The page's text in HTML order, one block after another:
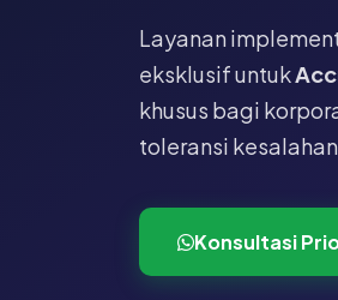
Layanan
eksklusif untuk
khusus bagi
toleransi
Konsultasi